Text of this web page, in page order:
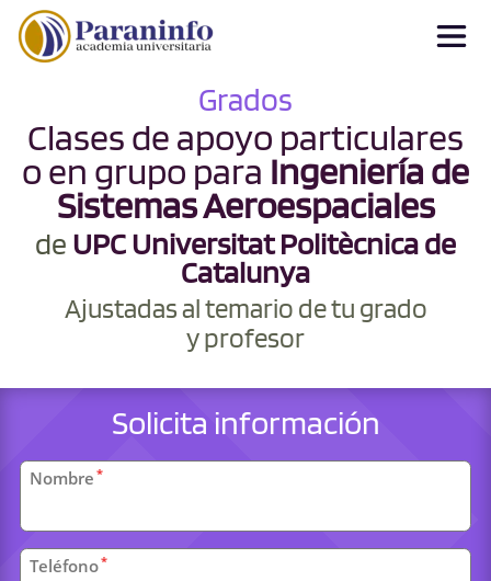
Grados
Clases de apoyo particulares
o en grupo para Ingeniería de
Sistemas Aeroespaciales
de UPC Universitat Politècnica de
Catalunya
Ajustadas al temario de tu grado
y profesor
Solicita información
Datos
personales
Nombre *
Teléfono*